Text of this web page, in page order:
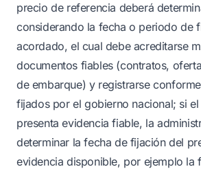
precio de referencia deberá
considerando la fecha o periodo de
acordado, el cual debe acreditarse
documentos fiables (contratos,
de embarque) y registrarse
fijados por el gobierno nacional; si
presenta evidencia fiable, la
determinar la fecha de fijación del
evidencia disponible, por ejemplo la